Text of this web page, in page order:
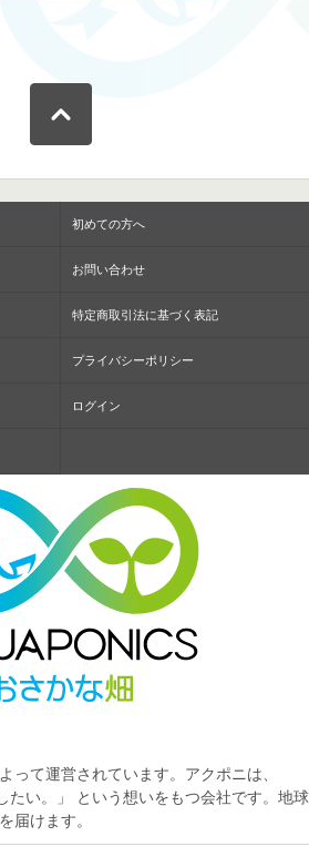
初めての方へ
お問い合わせ
特定商取引法に基づく表記
プライバシーポリシー
ログイン
って運営されています。アクポニは、
たい。」 という想いをもつ会社です。地球
届けます。